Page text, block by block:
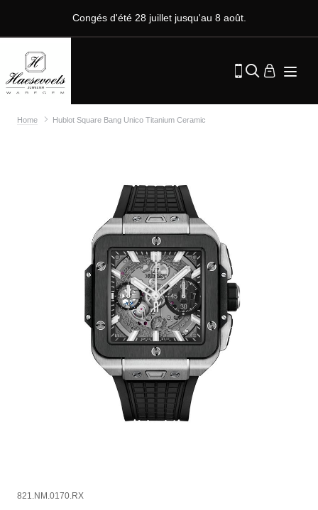
Congés d'été 28 juillet jusqu'au 8 août.
Home Hublot Square Bang Unico Titanium Ceramic
821.NM.0170.RX